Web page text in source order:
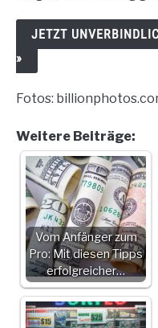
JETZT
»
Fotos:
Weitere Beiträge:
Vom Anfänger zum
Pro: Mit diesen Tipps
erfolgreicher…